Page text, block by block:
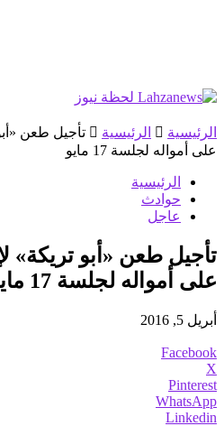
الرئيسية الرئيسية
تأجيل طعن
على أمواله لجلسة 17 مايو
الرئيسية
حوادث
عاجل
تأجيل طعن «أبو تريكة»
على أمواله لجلسة 17 مايو
أبريل 5, 2016
Facebook
X
Pinterest
WhatsApp
Linkedin